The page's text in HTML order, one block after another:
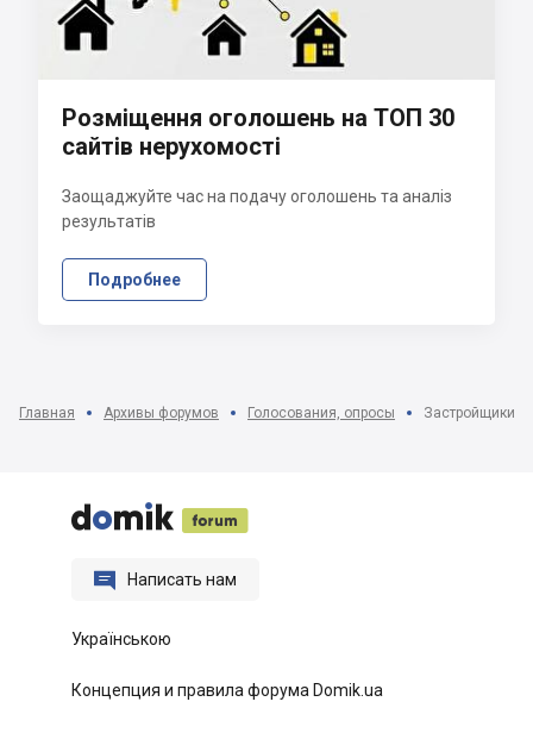
Розміщення оголошень на ТОП 30
сайтів нерухомості
Заощаджуйте час на подачу оголошень та аналіз
результатів
Подробнее
Главная Архивы форумов Голосования, опросы Застройщики,


 

 Написать нам
Українською
Концепция и правила форума Domik.ua